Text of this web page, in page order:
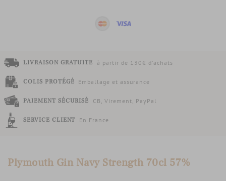
LIVRAISON GRATUITE à partir de 130€ d'achats
COLIS PROTÉGÉ Emballage et assurance
PAIEMENT SÉCURISÉ CB, Virement, PayPal
SERVICE CLIENT En France
Plymouth Gin Navy Strength 70cl 57%